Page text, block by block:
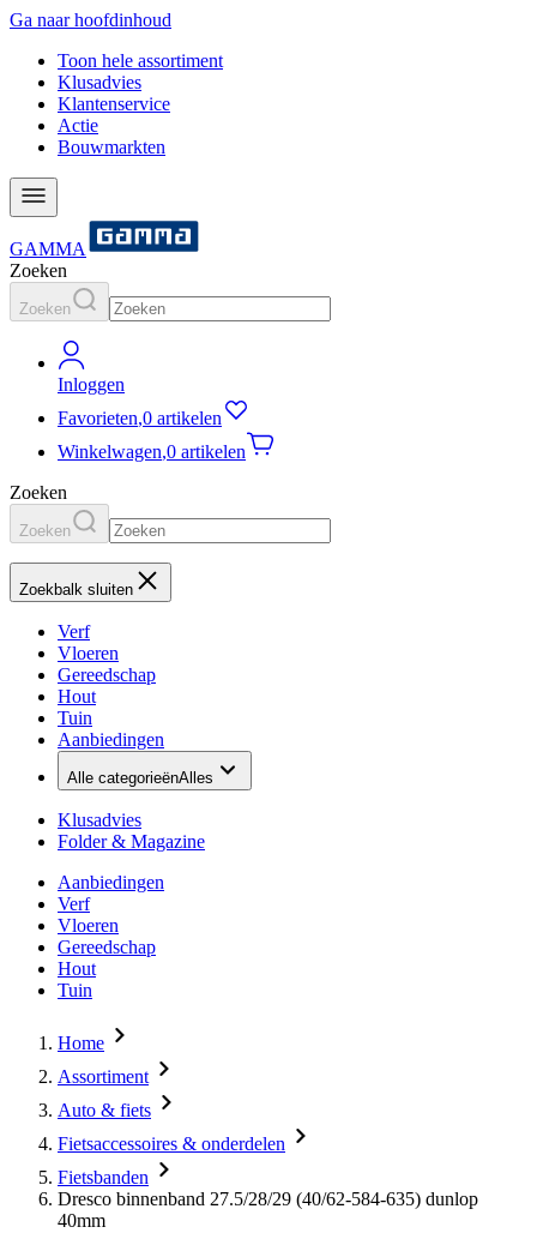
Ga naar hoofdinhoud
Toon hele assortiment
Klusadvies
Klantenservice
Actie
Bouwmarkten
GAMMA
Zoeken
Zoeken
Inloggen
Favorieten,0 artikelen
Winkelwagen,0 artikelen
Zoeken
Zoeken
Zoekbalk sluiten
Verf
Vloeren
Gereedschap
Hout
Tuin
Aanbiedingen
Alle categorieënAlles
Klusadvies
Folder & Magazine
Aanbiedingen
Verf
Vloeren
Gereedschap
Hout
Tuin
Home
Assortiment
Auto & fiets
Fietsaccessoires & onderdelen
Fietsbanden
Dresco binnenband 27.5/28/29 (40/62-584-635) dunlop
40mm